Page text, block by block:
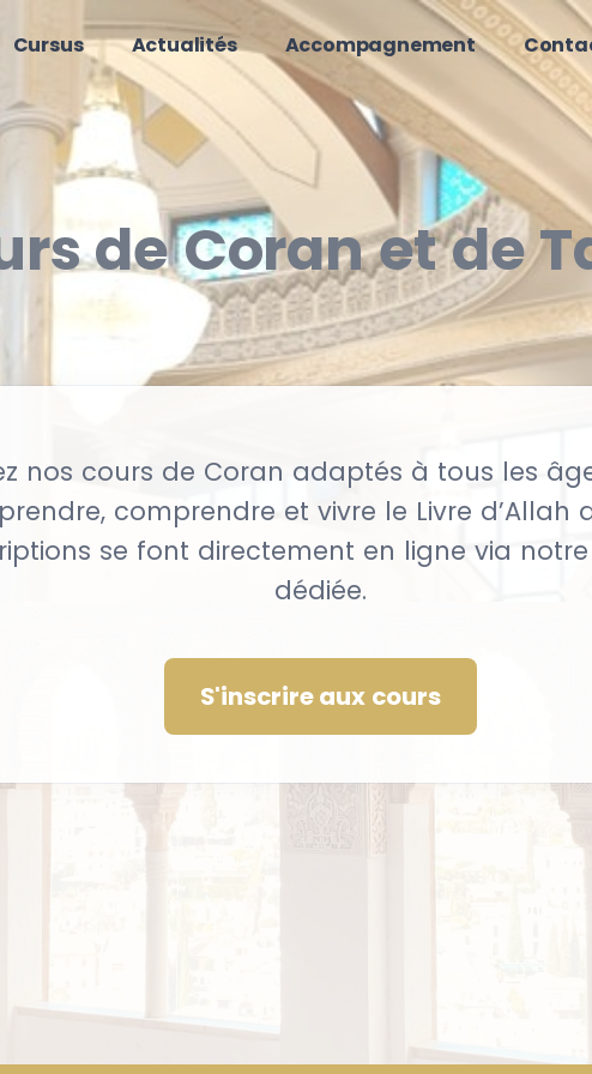
Cursus Actualités Accompagnement
de Coran et de
nos cours de Coran adaptés à tous les
comprendre et vivre le Livre d’Allah
se font directement en ligne via
dédiée.
S'inscrire aux cours